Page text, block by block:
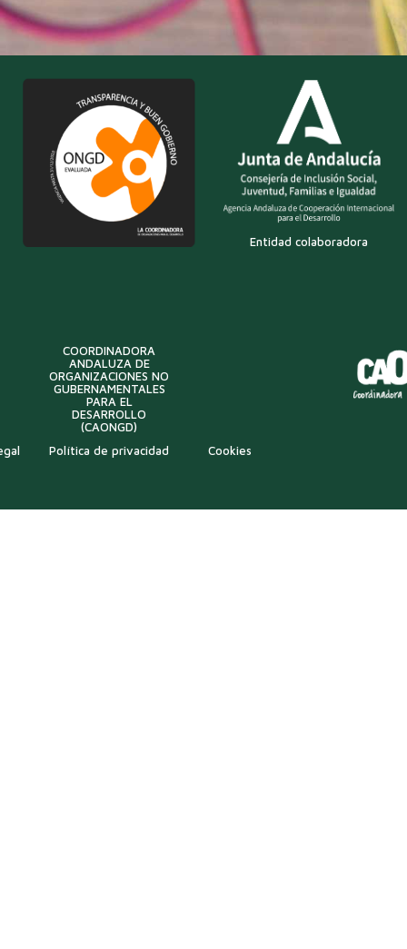
Entidad colaboradora
COORDINADORA
ANDALUZA DE
ORGANIZACIONES NO
GUBERNAMENTALES
PARA EL
DESARROLLO
(CAONGD)
Política de privacidad Cookies